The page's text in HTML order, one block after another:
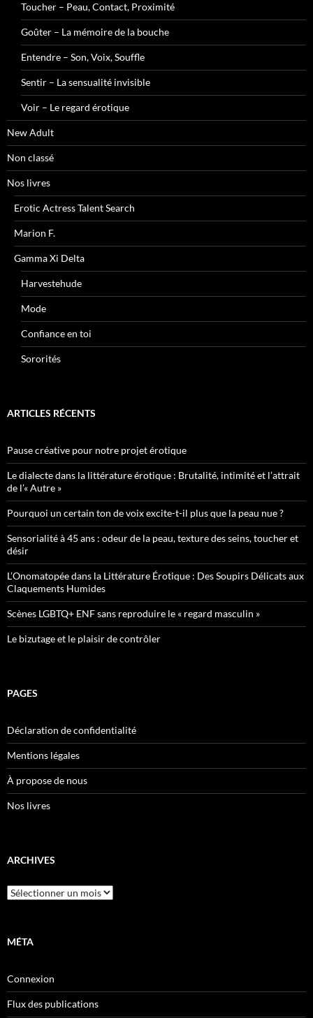
Toucher – Peau, Contact, Proximité
Goûter – La mémoire de la bouche
Entendre – Son, Voix, Souffle
Sentir – La sensualité invisible
Voir – Le regard érotique
New Adult
Non classé
Nos livres
Erotic Actress Talent Search
Marion F.
Gamma Xi Delta
Harvestehude
Mode
Confiance en toi
Sororités
ARTICLES RÉCENTS
Pause créative pour notre projet érotique
Le dialecte dans la littérature érotique : Brutalité, intimité et l’attrait
de l’« Autre »
Pourquoi un certain ton de voix excite-t-il plus que la peau nue ?
Sensorialité à 45 ans : odeur de la peau, texture des seins, toucher et
désir
L’Onomatopée dans la Littérature Érotique : Des Soupirs Délicats aux
Claquements Humides
Scènes LGBTQ+ ENF sans reproduire le « regard masculin »
Le bizutage et le plaisir de contrôler
PAGES
Déclaration de confidentialité
Mentions légales
À propose de nous
Nos livres
ARCHIVES
Archives
MÉTA
Connexion
Flux des publications